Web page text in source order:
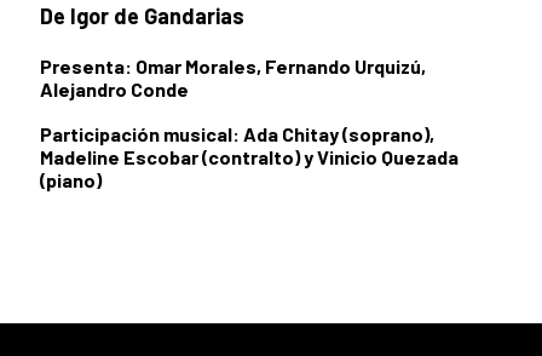
De Igor de Gandarias
Presenta: Omar Morales, Fernando Urquizú,
Alejandro Conde
Participación musical: Ada Chitay (soprano),
Madeline Escobar (contralto) y Vinicio Quezada
(piano)